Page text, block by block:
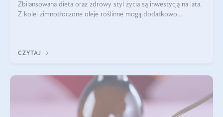
Zbilansowana dieta oraz zdrowy styl życia są inwestycją na lata.
Z kolei zimnotłoczone oleje roślinne mogą dodatkowo
CZYTAJ